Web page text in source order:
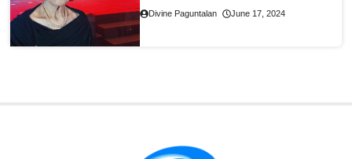
Divine Paguntalan June 17, 2024